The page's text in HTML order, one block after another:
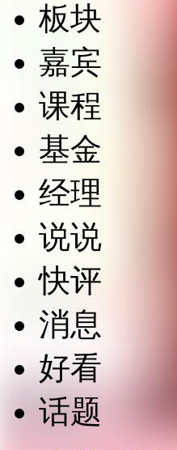
板块
嘉宾
课程
基金
经理
说说
快评
消息
好看
话题